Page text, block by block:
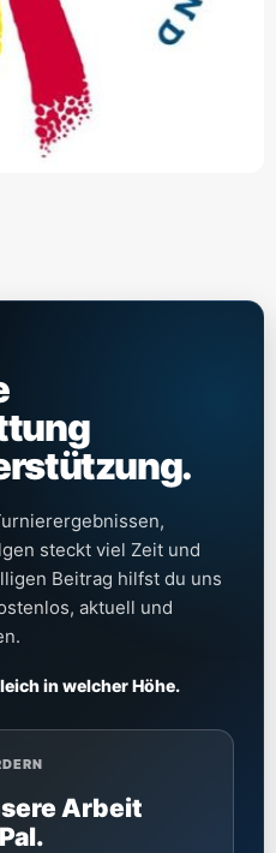
steckt viel Zeit und
Beitrag hilfst du uns
aktuell und
in welcher Höhe.
Arbeit